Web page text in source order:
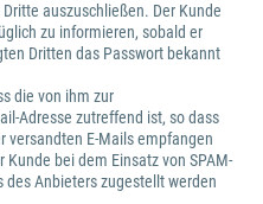
auszuschließen. Der Kunde
zu informieren, sobald er
Dritten das Passwort bekannt
die von ihm zur
Adresse zutreffend ist, so dass
versandten E-Mails empfangen
bei dem Einsatz von SPAM-
Anbieters zugestellt werden